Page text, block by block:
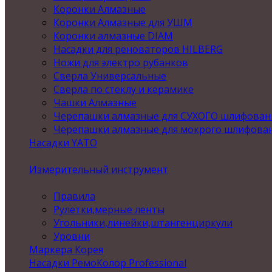
Коронки Алмазные
Коронки Алмазные для УШМ
Коронки алмазные DIAM
Насадки для реноваторов HILBERG
Ножи для электро рубанков
Сверла Универсальные
Сверла по стеклу и керамике
Чашки Алмазные
Черепашки алмазные для СУХОГО
Черепашки алмазные для мокрого
Насадки YATO
Измерительный инструмент
Правила
Рулетки,мерные ленты
Угольники,линейки,штангенциркули
Уровни
Маркера Корея
Насадки РемоКолор Professional